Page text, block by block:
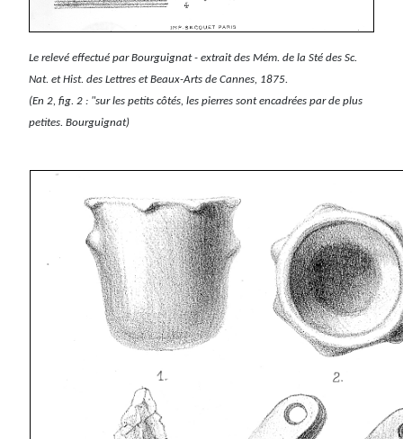
Le relevé effectué par Bourguignat - extrait des Mém. de la Sté des Sc.
Nat. et Hist. des Lettres et Beaux-Arts de Cannes, 1875.
(En 2, fig. 2 : "sur les petits côtés, les pierres sont encadrées par de plus
petites. Bourguignat)